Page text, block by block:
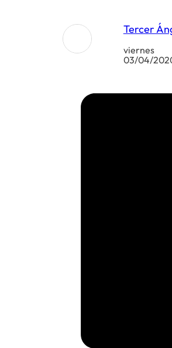
Tercer
viernes
03/04/